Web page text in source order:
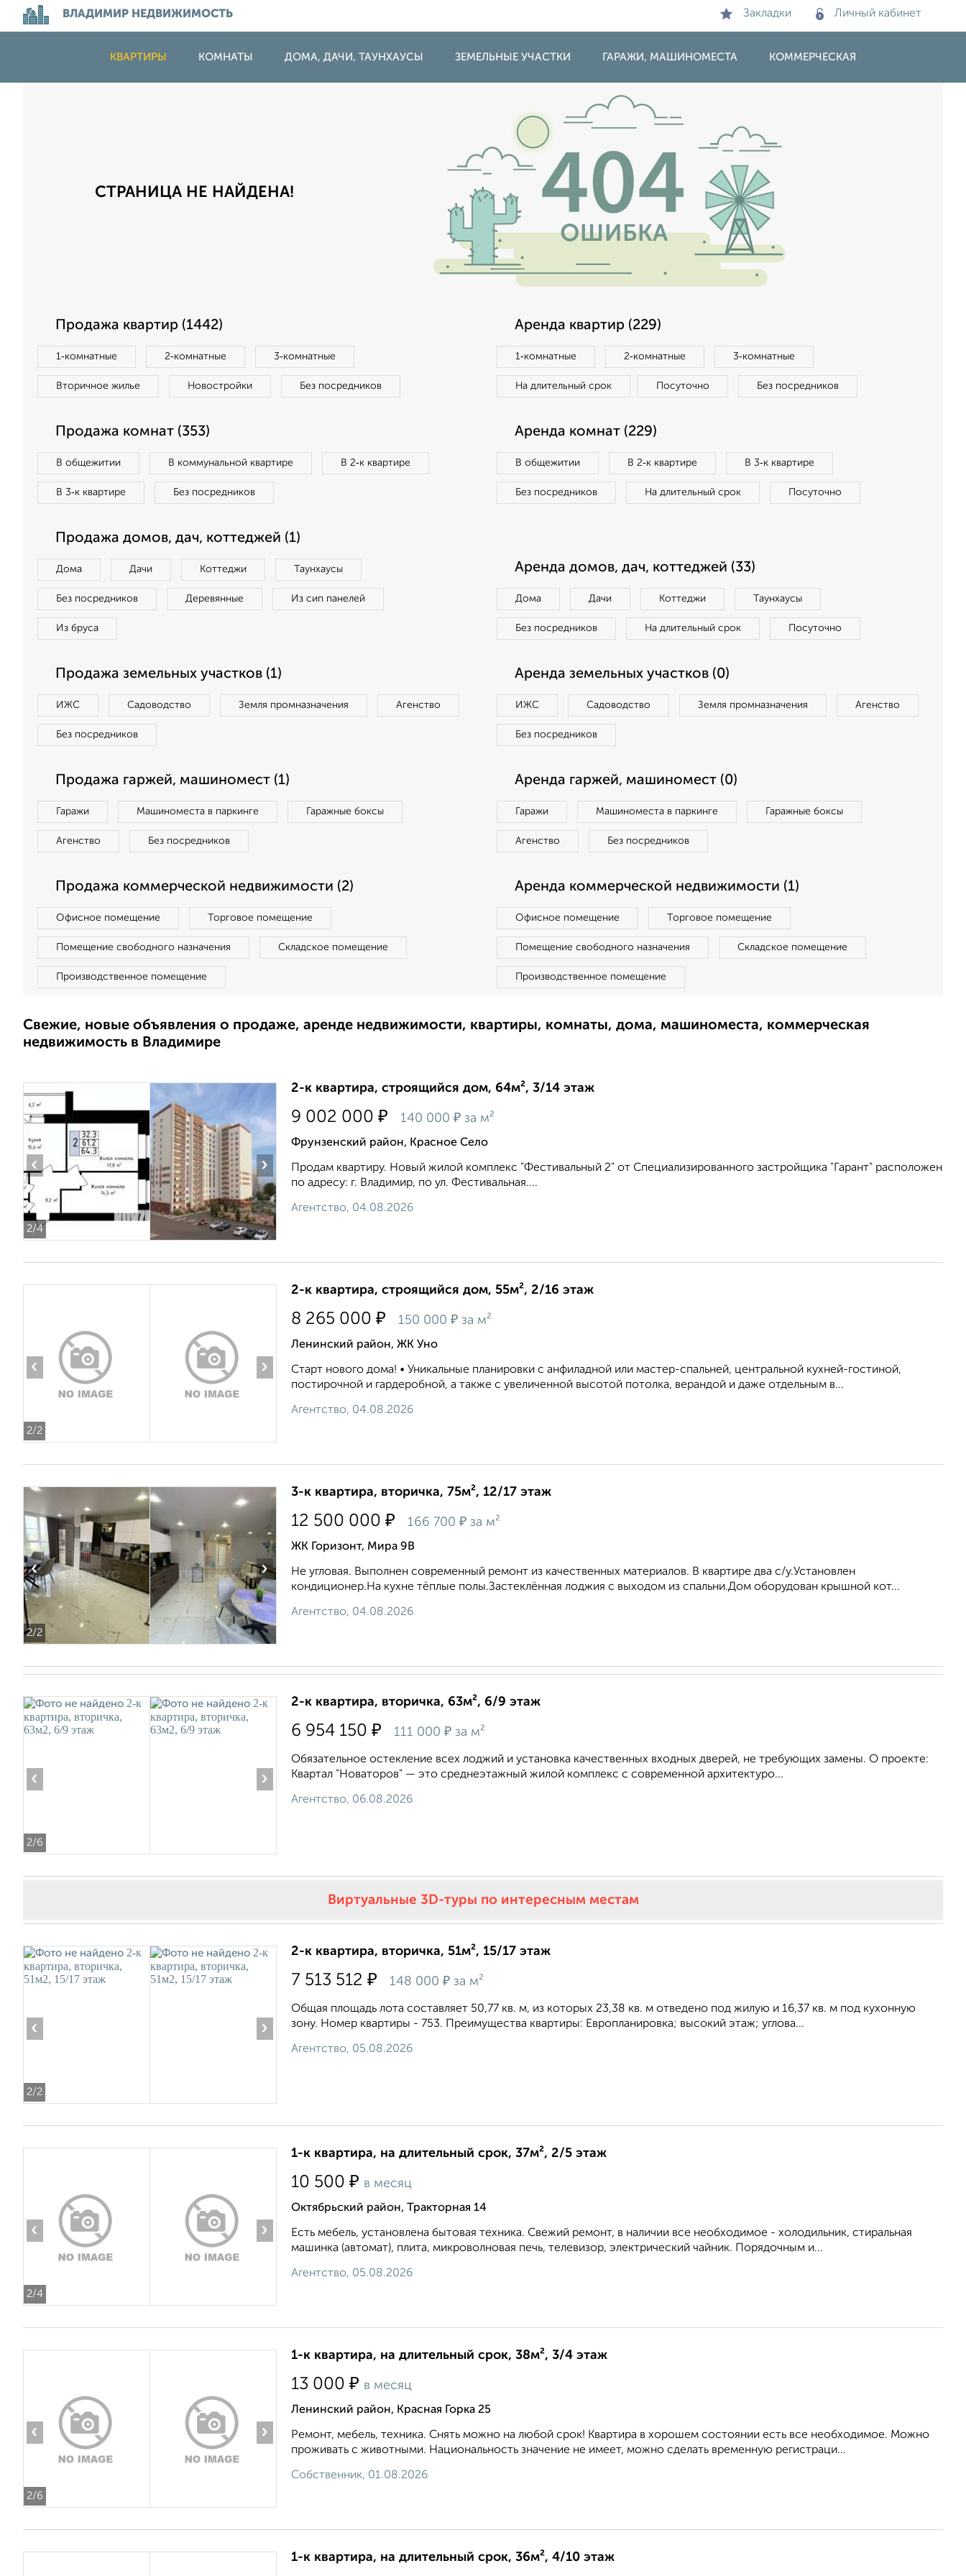
ВЛАДИМИР НЕДВИЖИМОСТЬ Закладки Личный кабинет
КВАРТИРЫ КОМНАТЫ ДОМА, ДАЧИ, ТАУНХАУСЫ ЗЕМЕЛЬНЫЕ УЧАСТКИ ГАРАЖИ, МАШИНОМЕСТА КОММЕРЧЕСКАЯ
СТРАНИЦА НЕ НАЙДЕНА!
Продажа квартир (1442)
1‑комнатные 2‑комнатные 3‑комнатные
Вторичное жилье Новостройки Без посредников
Аренда квартир (229)
1‑комнатные 2‑комнатные 3‑комнатные
На длительный срок Посуточно Без посредников
Продажа комнат (353)
В общежитии В коммунальной квартире В 2‑к квартире
В 3‑к квартире Без посредников
Аренда комнат (229)
В общежитии В 2‑к квартире В 3‑к квартире
Без посредников На длительный срок Посуточно
Продажа домов, дач, коттеджей (1)
Дома Дачи Коттеджи Таунхаусы
Без посредников Деревянные Из сип панелей
Из бруса
Аренда домов, дач, коттеджей (33)
Дома Дачи Коттеджи Таунхаусы
Без посредников На длительный срок Посуточно
Продажа земельных участков (1)
ИЖС Садоводство Земля промназначения Агенство
Без посредников
Аренда земельных участков (0)
ИЖС Садоводство Земля промназначения Агенство
Без посредников
Продажа гаржей, машиномест (1)
Гаражи Машиноместа в паркинге Гаражные боксы
Агенство Без посредников
Аренда гаржей, машиномест (0)
Гаражи Машиноместа в паркинге Гаражные боксы
Агенство Без посредников
Продажа коммерческой недвижимости (2)
Офисное помещение Торговое помещение
Помещение свободного назначения Складское помещение
Производственное помещение
Аренда коммерческой недвижимости (1)
Офисное помещение Торговое помещение
Помещение свободного назначения Складское помещение
Производственное помещение
Свежие, новые объявления о продаже, аренде недвижимости, квартиры, комнаты, дома, машиноместа, коммерческая
недвижимость в Владимире
2/4
‹ ›
2-к квартира, строящийся дом, 64м², 3/14 этаж
9 002 000 ₽ 140 000 ₽ за м²
Фрунзенский район, Красное Село
Продам квартиру. Новый жилой комплекс "Фестивальный 2" от Специализированного застройщика "Гарант" расположен
по адресу: г. Владимир, по ул. Фестивальная....
Агентство, 04.08.2026
2/2
‹ ›
2-к квартира, строящийся дом, 55м², 2/16 этаж
8 265 000 ₽ 150 000 ₽ за м²
Ленинский район, ЖК Уно
Старт нового дома! • Уникальные планировки с анфиладной или мастер-спальней, центральной кухней-гостиной,
постирочной и гардеробной, а также с увеличенной высотой потолка, верандой и даже отдельным в...
Агентство, 04.08.2026
2/2
‹ ›
3-к квартира, вторичка, 75м², 12/17 этаж
12 500 000 ₽ 166 700 ₽ за м²
ЖК Горизонт, Мира 9В
Не угловая. Выполнен современный ремонт из качественных материалов. В квартире два с/у.Установлен
кондиционер.На кухне тёплые полы.Застеклённая лоджия с выходом из спальни.Дом оборудован крышной кот...
Агентство, 04.08.2026
2/6
‹ ›
2-к квартира, вторичка, 63м², 6/9 этаж
6 954 150 ₽ 111 000 ₽ за м²
Обязательное остекление всех лоджий и установка качественных входных дверей, не требующих замены. О проекте:
Квартал "Новаторов" — это среднеэтажный жилой комплекс с современной архитектуро...
Агентство, 06.08.2026
Виртуальные 3D-туры по интересным местам
2/2
‹ ›
2-к квартира, вторичка, 51м², 15/17 этаж
7 513 512 ₽ 148 000 ₽ за м²
Общая площадь лота составляет 50,77 кв. м, из которых 23,38 кв. м отведено под жилую и 16,37 кв. м под кухонную
зону. Номер квартиры - 753. Преимущества квартиры: Европланировка; высокий этаж; углова...
Агентство, 05.08.2026
2/4
‹ ›
1-к квартира, на длительный срок, 37м², 2/5 этаж
10 500 ₽ в месяц
Октябрьский район, Тракторная 14
Есть мебель, установлена бытовая техника. Свежий ремонт, в наличии все необходимое - холодильник, стиральная
машинка (автомат), плита, микроволновая печь, телевизор, электрический чайник. Порядочным и...
Агентство, 05.08.2026
2/6
‹ ›
1-к квартира, на длительный срок, 38м², 3/4 этаж
13 000 ₽ в месяц
Ленинский район, Красная Горка 25
Ремонт, мебель, техника. Снять можно на любой срок! Квартира в хорошем состоянии есть все необходимое. Можно
проживать с животными. Национальность значение не имеет, можно сделать временную регистраци...
Собственник, 01.08.2026
1-к квартира, на длительный срок, 36м², 4/10 этаж